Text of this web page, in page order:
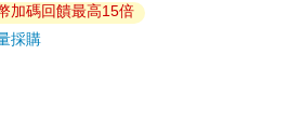
加碼回饋最高15倍
採購